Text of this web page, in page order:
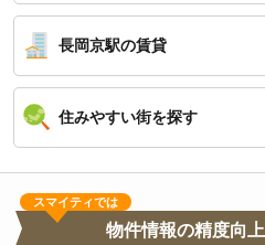
長岡京駅の賃貸
住みやすい街を探す
スマイティでは
物件情報の精度向上